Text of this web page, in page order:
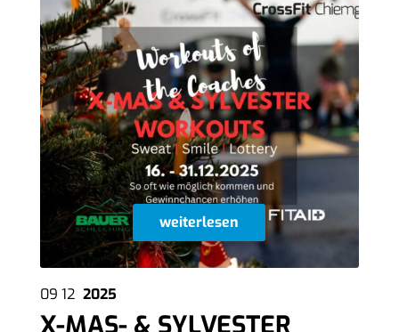
weiterlesen
09 12 2025
X-MAS- & SYLVESTER